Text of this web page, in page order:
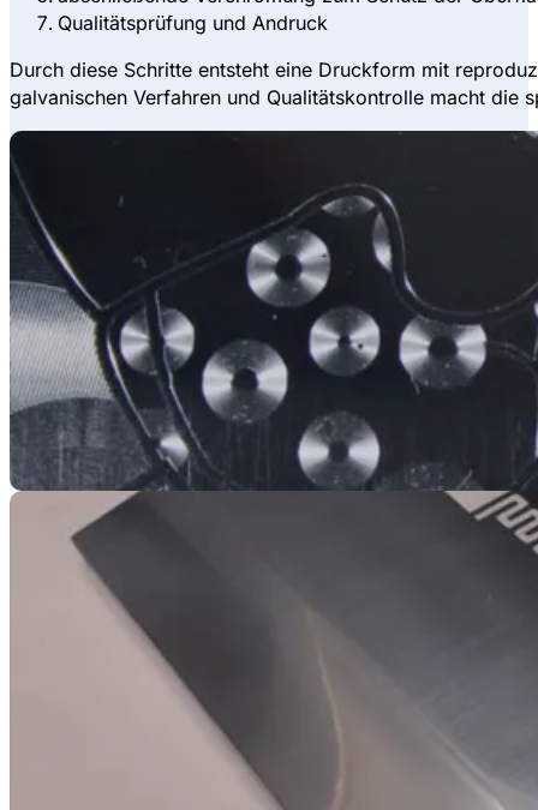
Qualitätsprüfung und Andruck
Durch diese Schritte entsteht eine Druckform mit
galvanischen Verfahren und Qualitätskontrolle macht die